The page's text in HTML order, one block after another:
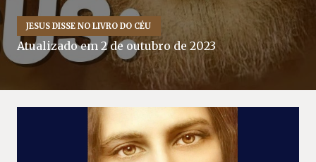
JESUS DISSE NO LIVRO DO CÉU
Atualizado em 2 de outubro de 2023